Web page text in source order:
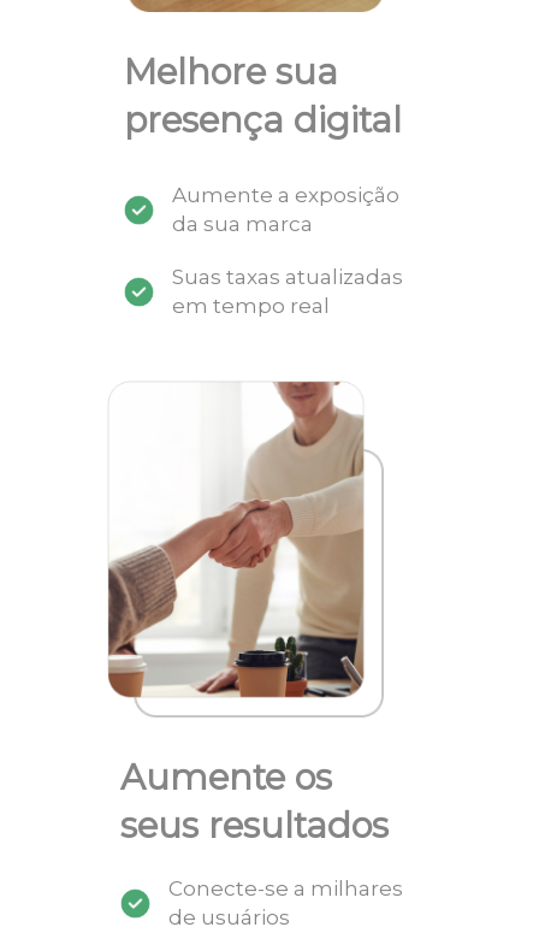
Melhore sua
presença digital
Aumente a exposição
da sua marca
Suas taxas atualizadas
em tempo real
Aumente os
seus resultados
Conecte-se a milhares
de usuários